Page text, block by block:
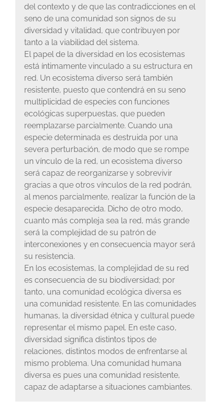
del contexto y de que las contradicciones en el
seno de una comunidad son signos de su
diversidad y vitalidad, que contribuyen por
tanto a la viabilidad del sistema.
El papel de la diversidad en los ecosistemas
está íntimamente vinculado a su estructura en
red. Un ecosistema diverso será también
resistente, puesto que contendrá en su seno
multiplicidad de especies con funciones
ecológicas superpuestas, que pueden
reemplazarse parcialmente. Cuando una
especie determinada es destruida por una
severa perturbación, de modo que se rompe
un vínculo de la red, un ecosistema diverso
será capaz de reorganizarse y sobrevivir
gracias a que otros vínculos de la red podrán,
al menos parcialmente, realizar la función de la
especie desaparecida. Dicho de otro modo,
cuanto más compleja sea la red, más grande
será la complejidad de su patrón de
interconexiones y en consecuencia mayor será
su resistencia.
En los ecosistemas, la complejidad de su red
es consecuencia de su biodiversidad; por
tanto, una comunidad ecológica diversa es
una comunidad resistente. En las comunidades
humanas, la diversidad étnica y cultural puede
representar el mismo papel. En este caso,
diversidad significa distintos tipos de
relaciones, distintos modos de enfrentarse al
mismo problema. Una comunidad humana
diversa es pues una comunidad resistente,
capaz de adaptarse a situaciones cambiantes.